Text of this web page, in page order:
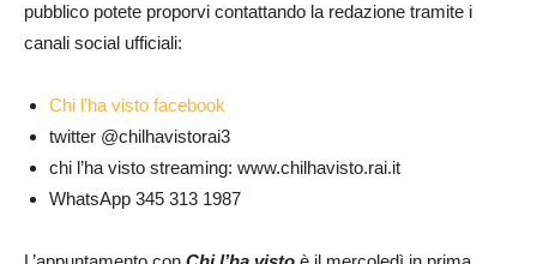
pubblico potete proporvi contattando la redazione tramite i
canali social ufficiali:
Chi l’ha visto facebook
twitter @chilhavistorai3
chi l’ha visto streaming: www.chilhavisto.rai.it
WhatsApp 345 313 1987